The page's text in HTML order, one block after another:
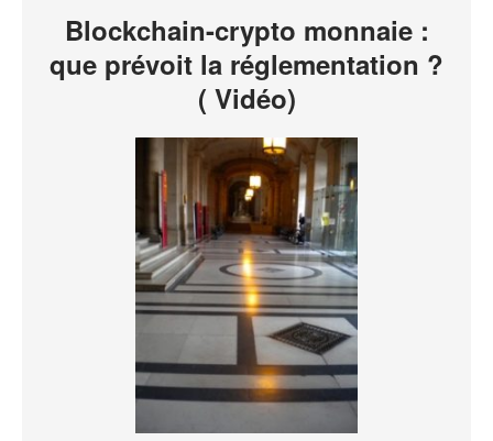
Blockchain-crypto monnaie :
que prévoit la réglementation ?
( Vidéo)